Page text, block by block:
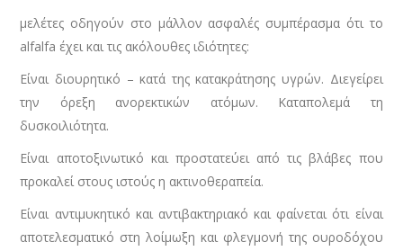
μελέτες οδηγούν στο μάλλον ασφαλές συμπέρασμα ότι το
alfalfa έχει και τις ακόλουθες ιδιότητες:
Είναι διουρητικό – κατά της κατακράτησης υγρών. Διεγείρει
την όρεξη ανορεκτικών ατόμων. Καταπολεμά τη
δυσκοιλιότητα.
Είναι αποτοξινωτικό και προστατεύει από τις βλάβες που
προκαλεί στους ιστούς η ακτινοθεραπεία.
Είναι αντιμυκητικό και αντιβακτηριακό και φαίνεται ότι είναι
αποτελεσματικό στη λοίμωξη και φλεγμονή της ουροδόχου